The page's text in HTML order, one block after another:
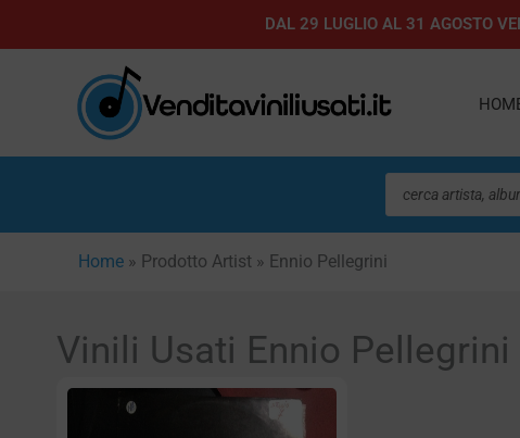
al
DAL 29 LUGLIO AL 31 AGOSTO
Ricerca
prodotti
Home » Prodotto Artist » Ennio Pellegrini
Vinili Usati Ennio Pellegrini